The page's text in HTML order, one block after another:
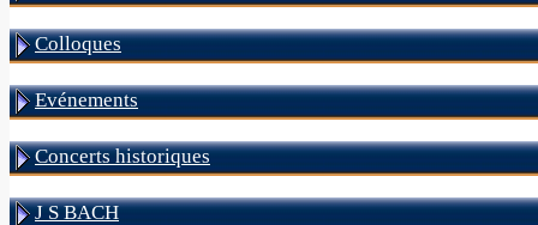
Colloques
Evénements
Concerts historiques
J S BACH